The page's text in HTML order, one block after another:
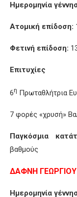
Ημερομηνία
Ατομική επίδοση:
Φετινή επίδοση:
Επιτυχίες
6η Πρωταθλήτρια
7 φορές «χρυσή»
Παγκόσμια
βαθμούς
ΔΑΦΝΗ
Ημερομηνία